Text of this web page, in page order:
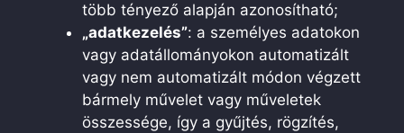
több tényező alapján azonosítható;
„adatkezelés”: a személyes adatokon
vagy adatállományokon automatizált
vagy nem automatizált módon végzett
bármely művelet vagy műveletek
összessége, így a gyűjtés, rögzítés,